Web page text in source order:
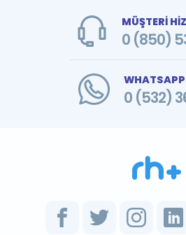
MÜŞTERİ
0 (850)
0 (532)